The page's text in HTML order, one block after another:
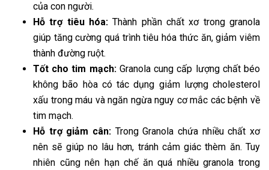
của con người.
Hỗ trợ tiêu hóa: Thành phần chất xơ trong granola
giúp tăng cường quá trình tiêu hóa thức ăn, giảm viêm
thành đường ruột.
Tốt cho tim mạch:Granola cung cấp lượng chất béo
không bão hòa có tác dụng giảm lượng cholesterol
xấu trong máu và ngăn ngừa nguy cơ mắc các bệnh về
tim mạch.
Hỗ trợ giảm cân: Trong Granola chứa nhiều chất xơ
nên sẽ giúp no lâu hơn, tránh cảm giác thèm ăn. Tuy
nhiên cũng nên hạn chế ăn quá nhiều granola trong